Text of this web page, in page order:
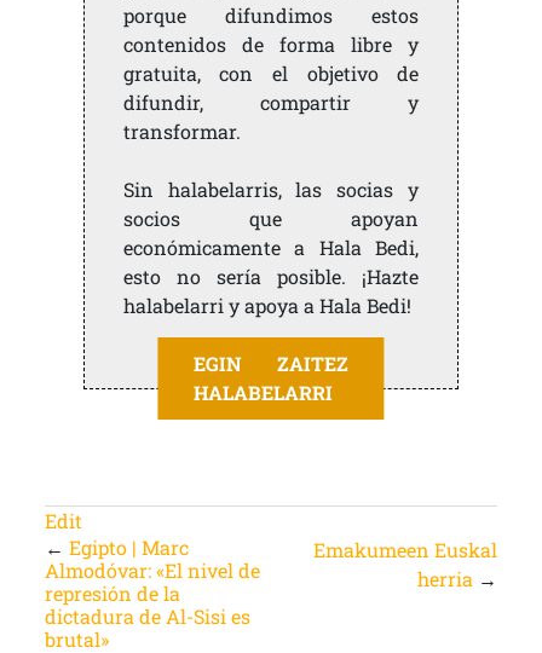
porque difundimos estos
contenidos de forma libre y
gratuita, con el objetivo de
difundir, compartir y
transformar.
Sin halabelarris, las socias y
socios que apoyan
económicamente a Hala Bedi,
esto no sería posible. ¡Hazte
halabelarri y apoya a Hala Bedi!
EGIN ZAITEZ
HALABELARRI
Edit
← Egipto | Marc
Almodóvar: «El nivel de
represión de la
dictadura de Al-Sisi es
brutal»
Emakumeen Euskal
herria →